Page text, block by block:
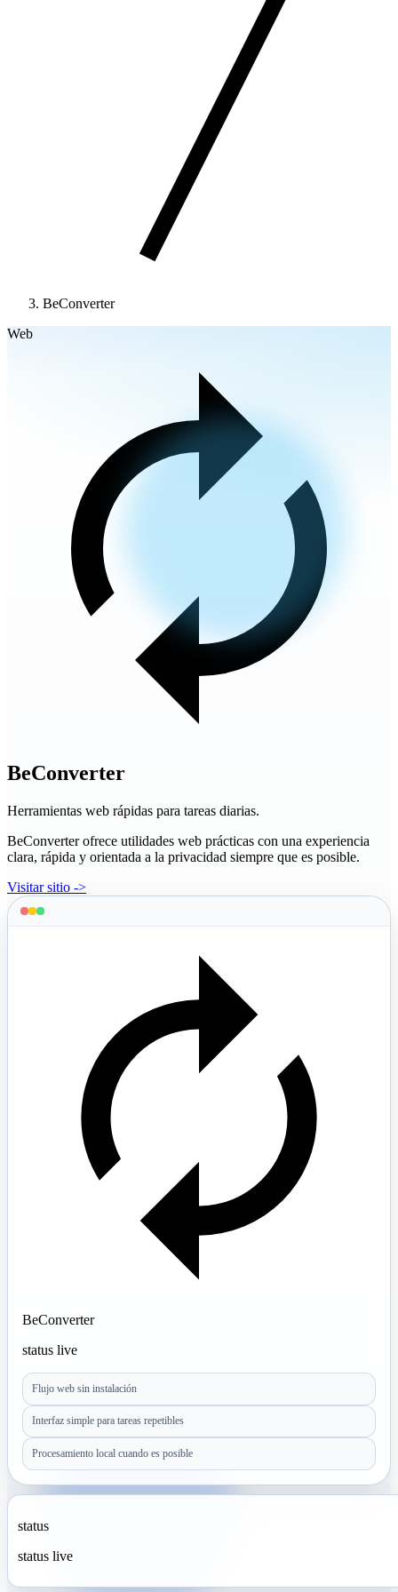
BeConverter
Web
BeConverter
Herramientas web rápidas para tareas diarias.
BeConverter ofrece utilidades web prácticas con una experiencia
clara, rápida y orientada a la privacidad siempre que es posible.
Visitar sitio ->
BeConverter
status live
Flujo web sin instalación
Interfaz simple para tareas repetibles
Procesamiento local cuando es posible
status
status live